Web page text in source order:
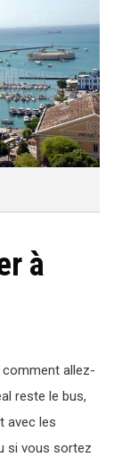
à
comment allez-
reste le bus,
avec les
si vous sortez